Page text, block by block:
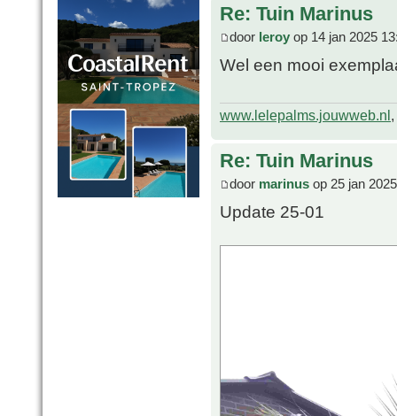
Re: Tuin Marinus
door leroy op 14 jan 2025
Wel een mooi
www.lelepalms.jouwweb.nl
Re: Tuin Marinus
door marinus op 25 jan
Update 25-01